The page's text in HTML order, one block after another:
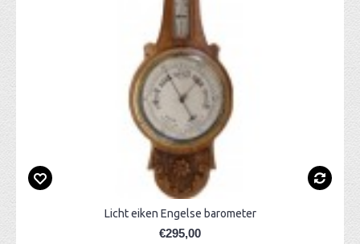
Licht eiken Engelse barometer
€295,00